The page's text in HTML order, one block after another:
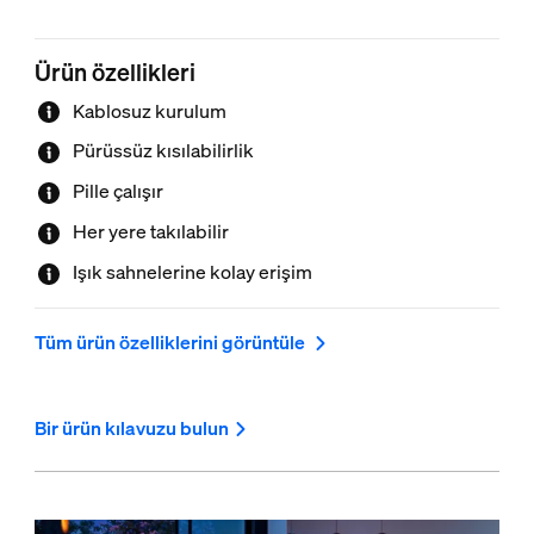
manyetik bir yüzeye yerleştirin veya uzaktan kumanda
olarak kullanın.
Ürün özellikleri
Kablosuz kurulum
Pürüssüz kısılabilirlik
Pille çalışır
Her yere takılabilir
Işık sahnelerine kolay erişim
Tüm ürün özelliklerini görüntüle
Bir ürün kılavuzu bulun